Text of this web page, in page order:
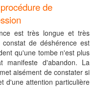
de
est très longue et très
de déshérence est
qu'une tombe n'est plus
manifeste d'abandon. La
aisément de constater si
d'une attention particulière